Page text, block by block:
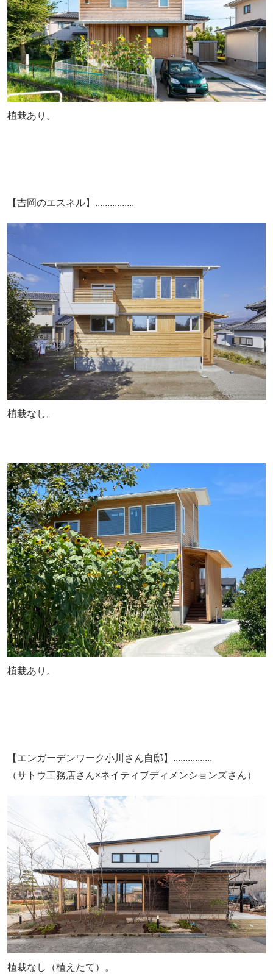
植栽あり。
【吉岡のエスネル】................
植栽なし。
植栽あり。
【エンガーデンワーク小川さん自邸】................
（サトウ工務店さん×ネイティブディメンションズさん）
植栽なし（植えたて）。